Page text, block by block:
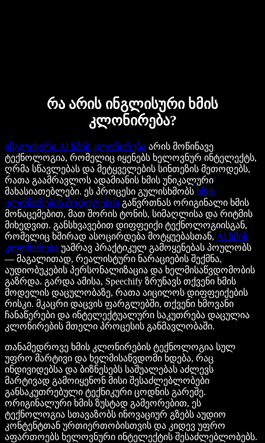
რა არის ინგლისური ხმის
კლონირება?
ინგლისური AI ხმის კლონირება არის მოწინავე
ტექნოლოგია, რომელიც იყენებს ხელოვნურ ინტელექტს,
ღრმა სწავლებას და მეტყველების სინთეზის მეთოდებს,
რათა გაამრავლოს ადამიანის ხმის უნიკალური
მახასიათებლები. ეს პროცესი გულისხმობს ხმის
კლონირების მოდელების გაწვრთნას ორიგინალი ხმის
მონაცემებით, მათ შორის ტონის, სიმაღლისა და რიტმის
მიხედვით. განსხვავებით დიფფეიქი ტექნოლოგიისგან,
რომელიც ხშირად ასოცირდება მოტყუებასთან, AI ხმის
კლონირება უამრავ პრაქტიკულ გამოყენებას პოულობს
— მაგალითად, რეალისტური ნარაციების შექმნა,
აუდიობუკების პერსონალიზაცია და ხელმისაწვდომობის
გაზრდა. გარდა ამისა, Speechify ზრუნავს თქვენი ხმის
მოდელის დაცულობაზე, რათა აიცილოს დიფფეიქების
რისკი. მკაცრი დაცვის ფარგლებში, თქვენი ხმოვანი
ჩანაწერები და ინტელექტუალური საკუთრება დაცულია
კლონირების მთელი პროცესის განმავლობაში.
თანამედროვე ხმის კლონირების ტექნოლოგია სულ
უფრო მარტივი და ხელმისაწვდომი ხდება, რაც
ინდივიდებსა და ბიზნესებს საშუალებას აძლევს
მარტივად გამოიყენონ მისი შესაძლებლობები
განსაკუთრებული ტექნიკური ცოდნის გარეშე.
ორიგინალური ხმის ზუსტად გამეორებით, ეს
ტექნოლოგია სთავაზობს ინოვაციურ გზებს აუდიო
კონტენტთან ურთიერთობისთვის და კიდევ უფრო
აფართოებს ხელოვნური ინტელექტის შესაძლებლობებს.